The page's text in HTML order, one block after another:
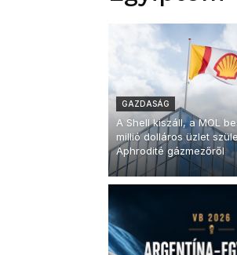
GAZDASÁG
A Shell kiszáll, a MOL
millió dolláros üzlet
Aphrodité gázmezőről